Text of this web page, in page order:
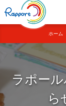
ホーム
ラポー
ら